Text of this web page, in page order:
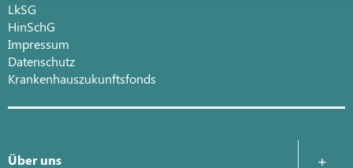
LkSG
HinSchG
Impressum
Datenschutz
Krankenhauszukunftsfonds
Über uns